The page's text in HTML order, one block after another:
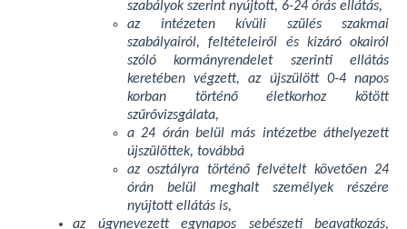
szabályok szerint nyújtott, 6-24 órás ellátás,
az intézeten kívüli szülés szakmai
szabályairól, feltételeiről és kizáró okairól
szóló kormányrendelet szerinti ellátás
keretében végzett, az újszülött 0-4 napos
korban történő életkorhoz kötött
szűrővizsgálata,
a 24 órán belül más intézetbe áthelyezett
újszülöttek, továbbá
az osztályra történő felvételt követően 24
órán belül meghalt személyek részére
nyújtott ellátás is,
az úgynevezett egynapos sebészeti beavatkozás,